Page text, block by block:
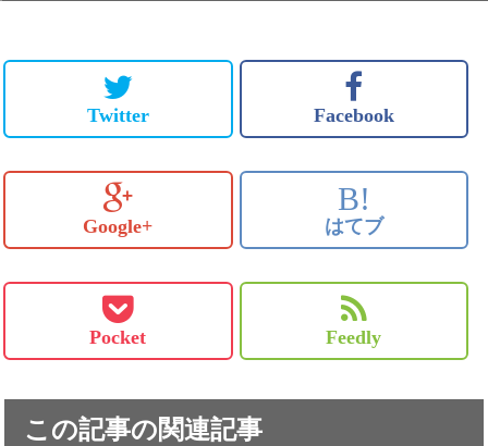
Twitter Facebook
Google+
B!
はてブ
Pocket Feedly
この記事の関連記事